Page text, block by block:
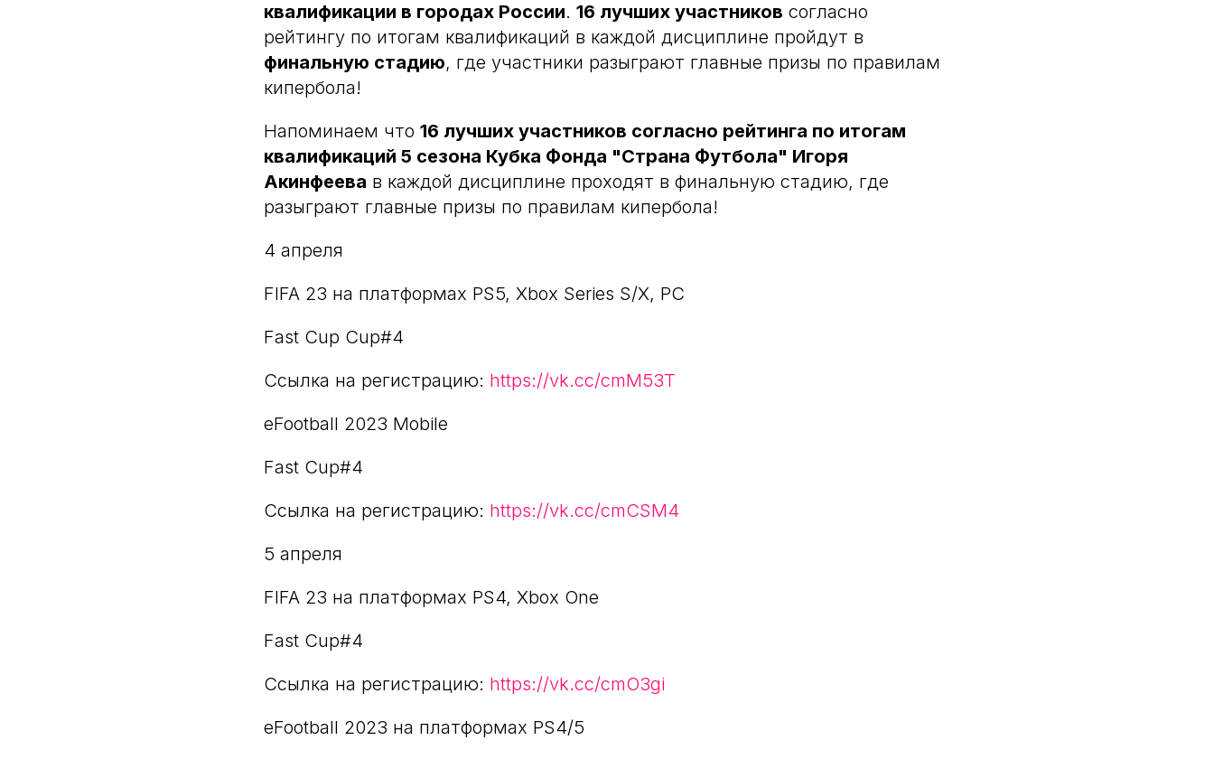
квалификации в городах России. 16 лучших участников согласно
рейтингу по итогам квалификаций в каждой дисциплине пройдут в
финальную стадию, где участники разыграют главные призы по правилам
кипербола!
Напоминаем что 16 лучших участников согласно рейтинга по итогам
квалификаций 5 сезона Кубка Фонда "Страна Футбола" Игоря
Акинфеева в каждой дисциплине проходят в финальную стадию, где
разыграют главные призы по правилам кипербола!
4 апреля
FIFA 23 на платформах PS5, Xbox Series S/X, PC
Fast Cup Cup#4
Ссылка на регистрацию: https://vk.cc/cmM53T
eFootball 2023 Mobile
Fast Cup#4
Ссылка на регистрацию: https://vk.cc/cmCSM4
5 апреля
FIFA 23 на платформах PS4, Xbox One
Fast Cup#4
Ссылка на регистрацию: https://vk.cc/cmO3gi
eFootball 2023 на платформах PS4/5